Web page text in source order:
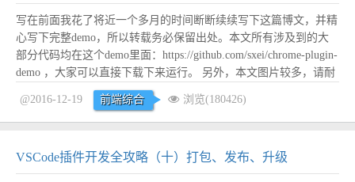
写在前面我花了将近一个多月的时间断断续续写下这篇博文，并精
心写下完整demo，所以转载务必保留出处。本文所有涉及到的大
部分代码均在这个demo里面：https://github.com/sxei/chrome-plugin-
demo ，大家可以直接下载下来运行。 另外，本文图片较多，请耐
心等待加载完毕。 本文目录： demo部分截图： 鉴于有很多网友有
交流学习Chrome插件的诉求...
阅读全文
@2016-12-19 前端综合 浏览(180426)
VSCode插件开发全攻略（十）打包、发布、升级